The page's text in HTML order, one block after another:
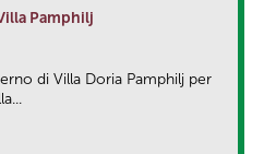
Pamphilj
di Villa Doria Pamphilj per